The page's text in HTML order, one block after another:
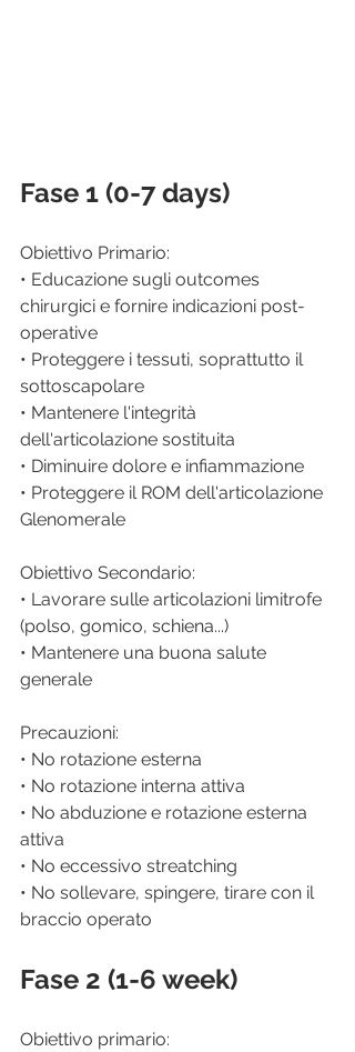
Fase 1 (0-7 days)
Obiettivo Primario:
• Educazione sugli outcomes
chirurgici e fornire indicazioni post-
operative
• Proteggere i tessuti, soprattutto il
sottoscapolare
• Mantenere l'integrità
dell'articolazione sostituita
• Diminuire dolore e infiammazione
• Proteggere il ROM dell'articolazione
Glenomerale
Obiettivo Secondario:
• Lavorare sulle articolazioni limitrofe
(polso, gomico, schiena...)
• Mantenere una buona salute
generale
Precauzioni:
• No rotazione esterna
• No rotazione interna attiva
• No abduzione e rotazione esterna
attiva
• No eccessivo streatching
• No sollevare, spingere, tirare con il
braccio operato
Fase 2 (1-6 week)
Obiettivo primario: